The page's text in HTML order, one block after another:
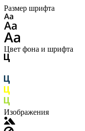
Размер шрифта
Цвет фона и шрифта
Изображения